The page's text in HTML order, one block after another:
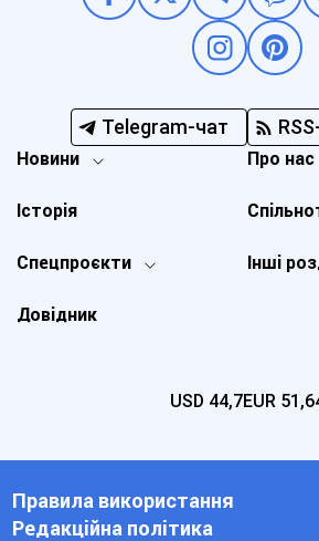
Telegram-чат
Новини
Спецпроєкти Інші
Історія
Про нас
Довідник
USD 44,7EUR
Правила використання
Редакційна політика